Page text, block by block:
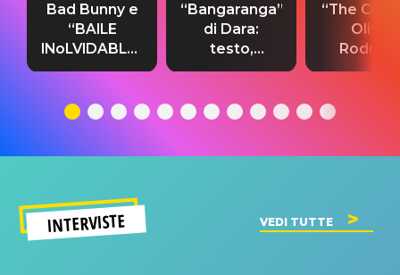
Bad Bunny e
“BAILE
INoLVIDABLE”:
testo,
significato
“Bangaranga”
di Dara:
testo,
traduzione e
del singolo
“The
Olivia
testo,
INTERVISTE VEDI TUTTE